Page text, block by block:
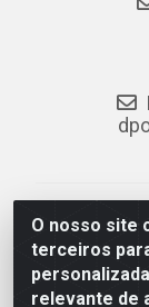
O nosso site
terceiros
relevante de
Jaboatão